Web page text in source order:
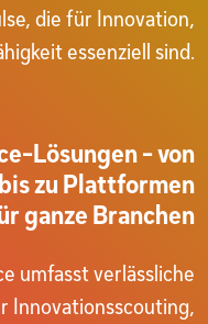
die für Innovation,
essenziell sind.
Lösungen - von
zu Plattformen
ganze Branchen
umfasst verlässliche
Innovationsscouting,